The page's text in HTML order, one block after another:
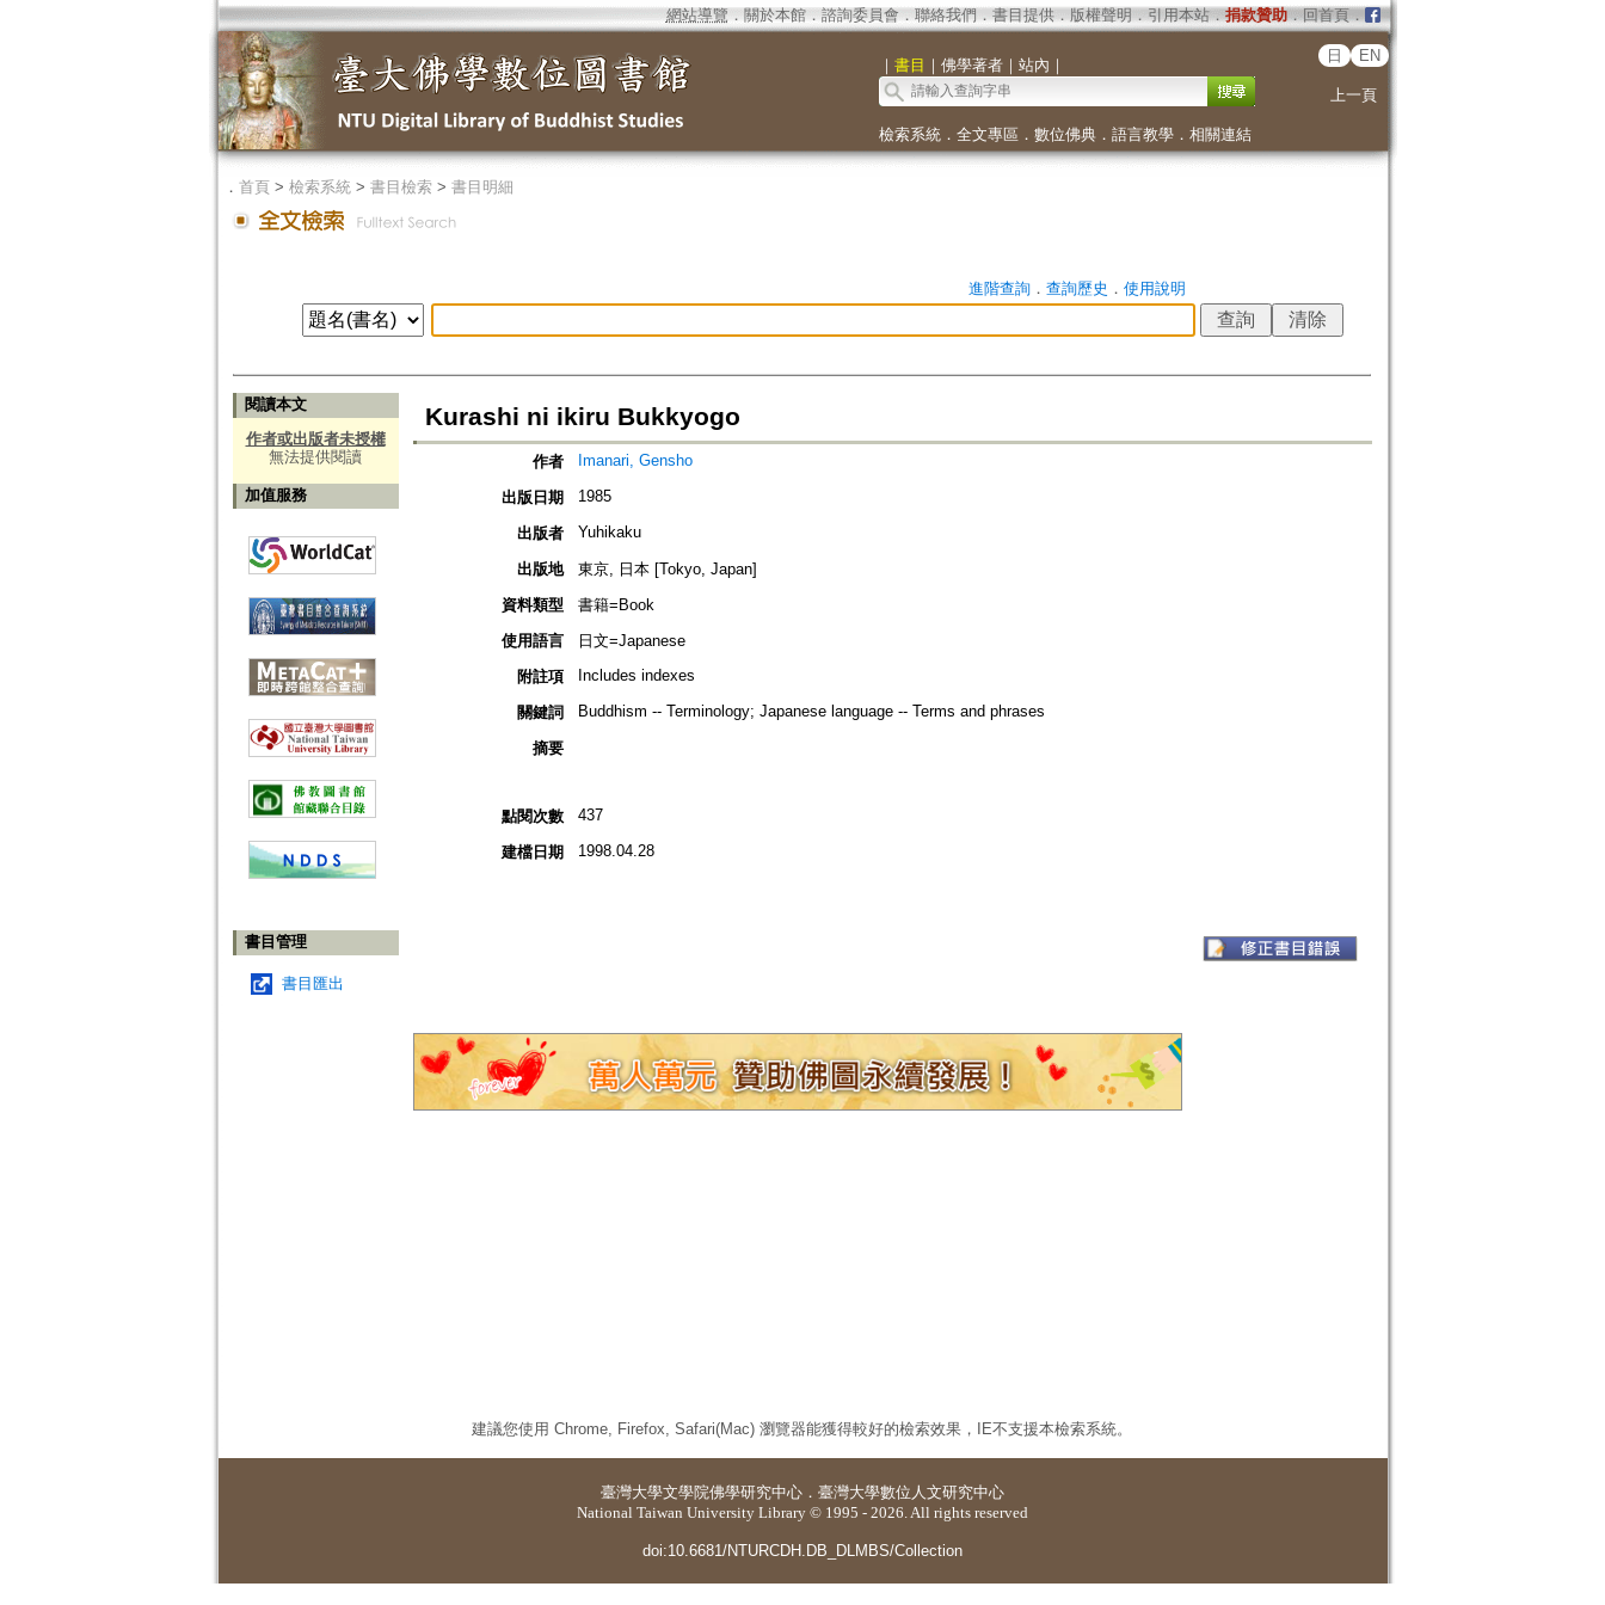
網站導覽 ． 關於本館． 諮詢委員會． 聯絡我們 ． 書目提供． 版權聲明 ． 引用本站． 捐款贊助．回首頁．
｜ 書目 ｜ 佛學著者｜ 站內 ｜
日 EN
上一頁
檢索系統． 全文專區 ． 數位佛典． 語言教學． 相關連結
． 首頁> 檢索系統> 書目檢索> 書目明細
進階查詢． 查詢歷史 ． 使用說明
閱讀本文
作者或出版者未授權
無法提供閱讀
加值服務
書目管理
書目匯出
Kurashi ni ikiru Bukkyogo
作者 Imanari, Gensho
出版日期 1985
出版者 Yuhikaku
出版地
東京, 日本 [Tokyo, Japan]
資料類型
書籍=Book
使用語言
日文=Japanese
附註項
Includes indexes
關鍵詞 Buddhism -- Terminology; Japanese language -- Terms and phrases
摘要
點閱次數 437
建檔日期 1998.04.28
建議您使用 Chrome, Firefox, Safari(Mac) 瀏覽器能獲得較好的檢索效果，IE不支援本檢索系統。
臺灣大學文學院佛學研究中心 ． 臺灣大學數位人文研究中心
National Taiwan University Library © 1995 - 2026. All rights reserved
doi:10.6681/NTURCDH.DB_DLMBS/Collection